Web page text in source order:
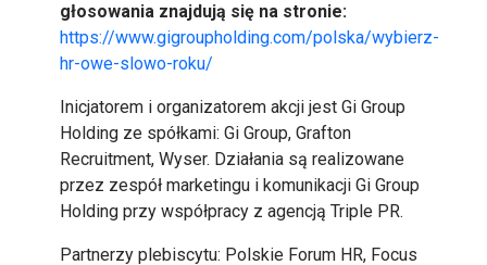
głosowania znajdują się na stronie:
https://www.gigroupholding.com/polska/wybierz-
hr-owe-slowo-roku/
Inicjatorem i organizatorem akcji jest Gi Group
Holding ze spółkami: Gi Group, Grafton
Recruitment, Wyser. Działania są realizowane
przez zespół marketingu i komunikacji Gi Group
Holding przy współpracy z agencją Triple PR.
Partnerzy plebiscytu: Polskie Forum HR, Focus